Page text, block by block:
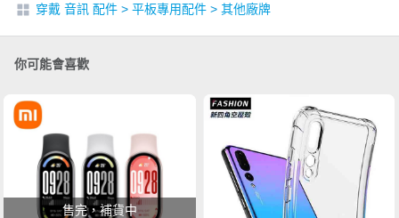
穿戴 音訊 配件 > 平板專用配件 > 其他廠牌
你可能會喜歡
售完，補貨中